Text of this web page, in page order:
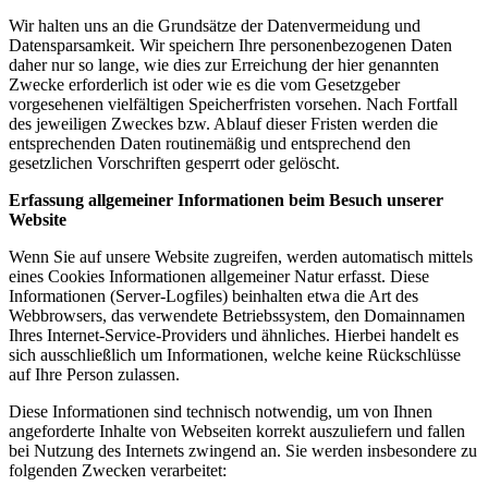
Wir halten uns an die Grundsätze der Datenvermeidung und
Datensparsamkeit. Wir speichern Ihre personenbezogenen Daten
daher nur so lange, wie dies zur Erreichung der hier genannten
Zwecke erforderlich ist oder wie es die vom Gesetzgeber
vorgesehenen vielfältigen Speicherfristen vorsehen. Nach Fortfall
des jeweiligen Zweckes bzw. Ablauf dieser Fristen werden die
entsprechenden Daten routinemäßig und entsprechend den
gesetzlichen Vorschriften gesperrt oder gelöscht.
Erfassung allgemeiner Informationen beim Besuch unserer
Website
Wenn Sie auf unsere Website zugreifen, werden automatisch mittels
eines Cookies Informationen allgemeiner Natur erfasst. Diese
Informationen (Server-Logfiles) beinhalten etwa die Art des
Webbrowsers, das verwendete Betriebssystem, den Domainnamen
Ihres Internet-Service-Providers und ähnliches. Hierbei handelt es
sich ausschließlich um Informationen, welche keine Rückschlüsse
auf Ihre Person zulassen.
Diese Informationen sind technisch notwendig, um von Ihnen
angeforderte Inhalte von Webseiten korrekt auszuliefern und fallen
bei Nutzung des Internets zwingend an. Sie werden insbesondere zu
folgenden Zwecken verarbeitet: